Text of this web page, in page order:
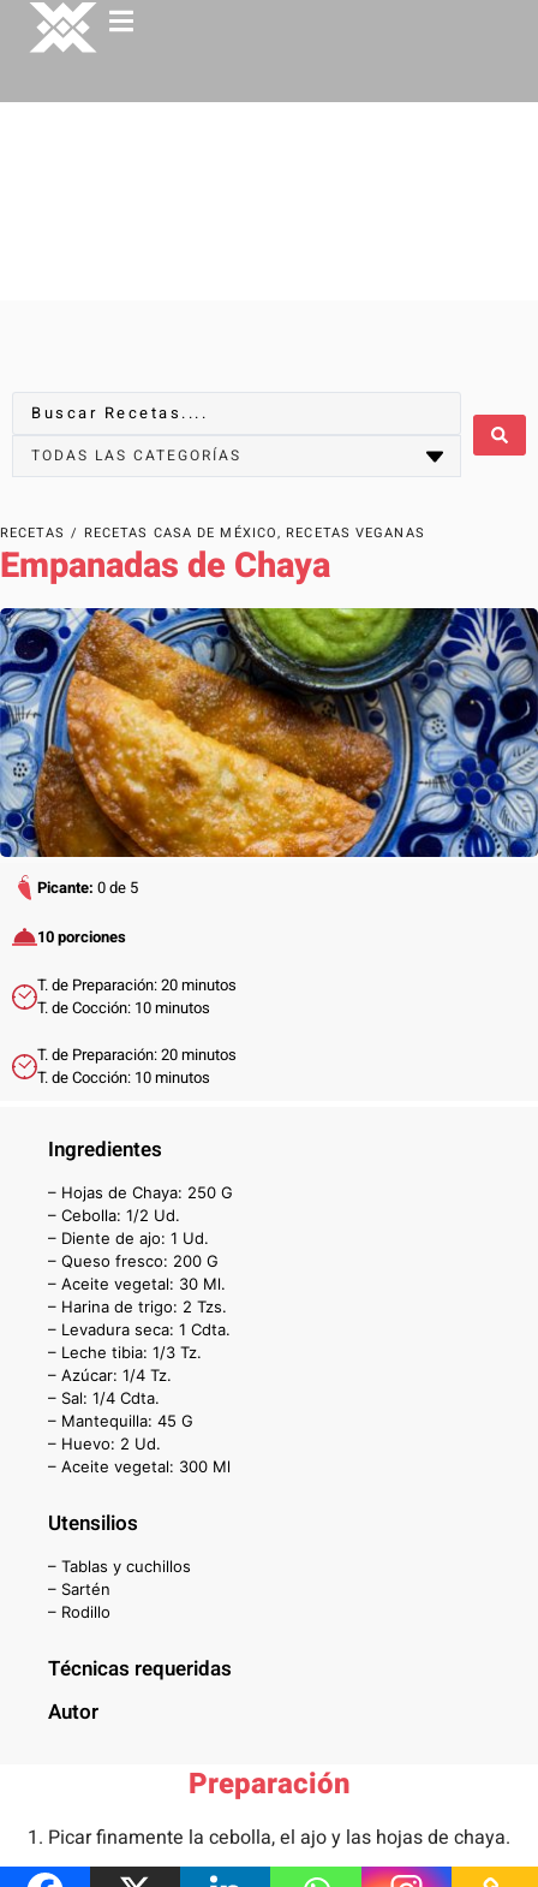
RECETAS / RECETAS CASA DE MÉXICO, RECETAS VEGANAS
Empanadas de Chaya
Picante: 0 de 5
10 porciones
T. de Preparación: 20 minutos
T. de Cocción: 10 minutos
T. de Preparación: 20 minutos
T. de Cocción: 10 minutos
Ingredientes
– Hojas de Chaya: 250 G
– Cebolla: 1/2 Ud.
– Diente de ajo: 1 Ud.
– Queso fresco: 200 G
– Aceite vegetal: 30 Ml.
– Harina de trigo: 2 Tzs.
– Levadura seca: 1 Cdta.
– Leche tibia: 1/3 Tz.
– Azúcar: 1/4 Tz.
– Sal: 1/4 Cdta.
– Mantequilla: 45 G
– Huevo: 2 Ud.
– Aceite vegetal: 300 Ml
Utensilios
– Tablas y cuchillos
– Sartén
– Rodillo
Técnicas requeridas
Autor
Preparación
Picar finamente la cebolla, el ajo y las hojas de chaya.